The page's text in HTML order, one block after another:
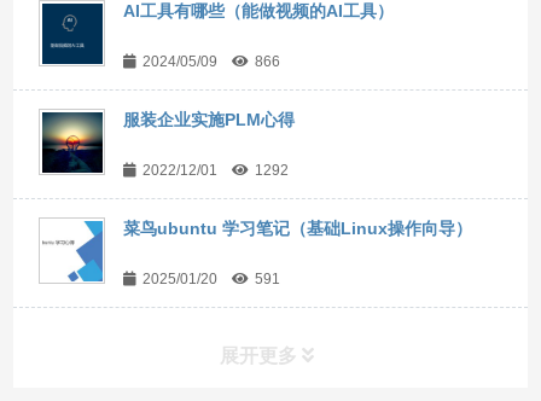
AI工具有哪些（能做视频的AI工具）
2024/05/09 866
服装企业实施PLM心得
2022/12/01 1292
菜鸟ubuntu 学习笔记（基础Linux操作向导）
2025/01/20 591
展开更多